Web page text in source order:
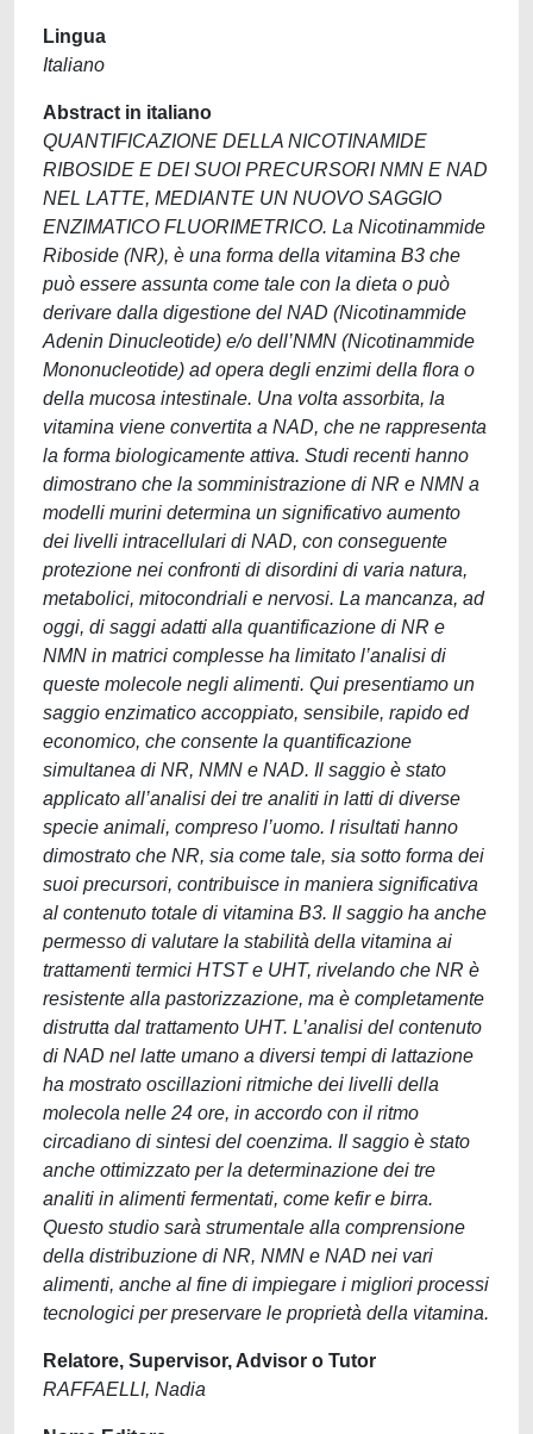
Lingua
Italiano
Abstract in italiano
QUANTIFICAZIONE DELLA NICOTINAMIDE
RIBOSIDE E DEI SUOI PRECURSORI NMN E NAD
NEL LATTE, MEDIANTE UN NUOVO SAGGIO
ENZIMATICO FLUORIMETRICO. La Nicotinammide
Riboside (NR), è una forma della vitamina B3 che
può essere assunta come tale con la dieta o può
derivare dalla digestione del NAD (Nicotinammide
Adenin Dinucleotide) e/o dell’NMN (Nicotinammide
Mononucleotide) ad opera degli enzimi della flora o
della mucosa intestinale. Una volta assorbita, la
vitamina viene convertita a NAD, che ne rappresenta
la forma biologicamente attiva. Studi recenti hanno
dimostrano che la somministrazione di NR e NMN a
modelli murini determina un significativo aumento
dei livelli intracellulari di NAD, con conseguente
protezione nei confronti di disordini di varia natura,
metabolici, mitocondriali e nervosi. La mancanza, ad
oggi, di saggi adatti alla quantificazione di NR e
NMN in matrici complesse ha limitato l’analisi di
queste molecole negli alimenti. Qui presentiamo un
saggio enzimatico accoppiato, sensibile, rapido ed
economico, che consente la quantificazione
simultanea di NR, NMN e NAD. Il saggio è stato
applicato all’analisi dei tre analiti in latti di diverse
specie animali, compreso l’uomo. I risultati hanno
dimostrato che NR, sia come tale, sia sotto forma dei
suoi precursori, contribuisce in maniera significativa
al contenuto totale di vitamina B3. Il saggio ha anche
permesso di valutare la stabilità della vitamina ai
trattamenti termici HTST e UHT, rivelando che NR è
resistente alla pastorizzazione, ma è completamente
distrutta dal trattamento UHT. L’analisi del contenuto
di NAD nel latte umano a diversi tempi di lattazione
ha mostrato oscillazioni ritmiche dei livelli della
molecola nelle 24 ore, in accordo con il ritmo
circadiano di sintesi del coenzima. Il saggio è stato
anche ottimizzato per la determinazione dei tre
analiti in alimenti fermentati, come kefir e birra.
Questo studio sarà strumentale alla comprensione
della distribuzione di NR, NMN e NAD nei vari
alimenti, anche al fine di impiegare i migliori processi
tecnologici per preservare le proprietà della vitamina.
Relatore, Supervisor, Advisor o Tutor
RAFFAELLI, Nadia